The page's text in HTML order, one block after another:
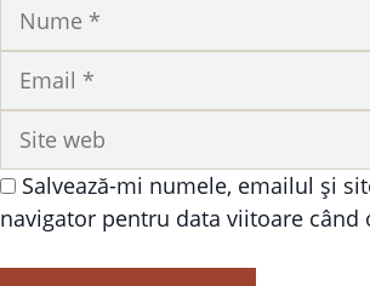
Salvează-mi numele, emailul și
navigator pentru data viitoare când